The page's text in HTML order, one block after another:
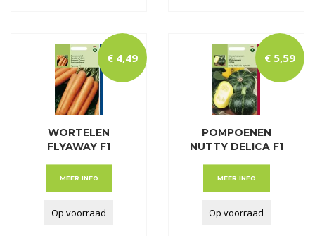
WORTELEN
FLYAWAY F1
€ 4,49
MEER INFO
Op voorraad
POMPOENEN
NUTTY DELICA F1
€ 5,59
MEER INFO
Op voorraad